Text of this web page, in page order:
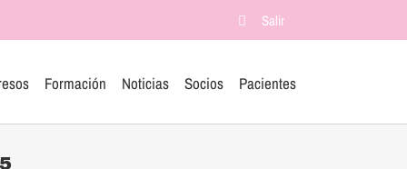
Salir
Formación Noticias Socios Pacientes